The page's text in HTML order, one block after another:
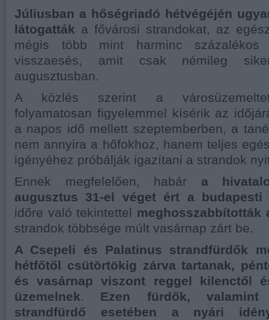
Júliusban a hőségriadó hétvégéjén
látogatták a fővárosi strandokat, az
mégis több mint harminc
visszaesés, amit csak némileg
augusztusban.
A közlés szerint a
folyamatosan figyelemmel kísérik az
a napos idő mellett szeptemberben, a
nem annyira a hőfokhoz, hanem teljes
igényéhez próbálják igazítani a strandok
Ennek megfelelően, habár a
augusztus 31-el véget ért a budapesti
időre való tekintettel meghosszabbították
strandok többsége múlt vasárnap zárt be.
A Csepeli és Palatinus strandfürdők
hétfőtől csütörtökig zárva tartanak,
és vasárnap viszont reggel kilenctől
üzemelnek. Ezen fürdők,
strandfürdő esetében a nyári